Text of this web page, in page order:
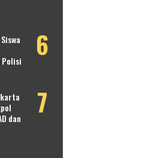
Polisi
dan